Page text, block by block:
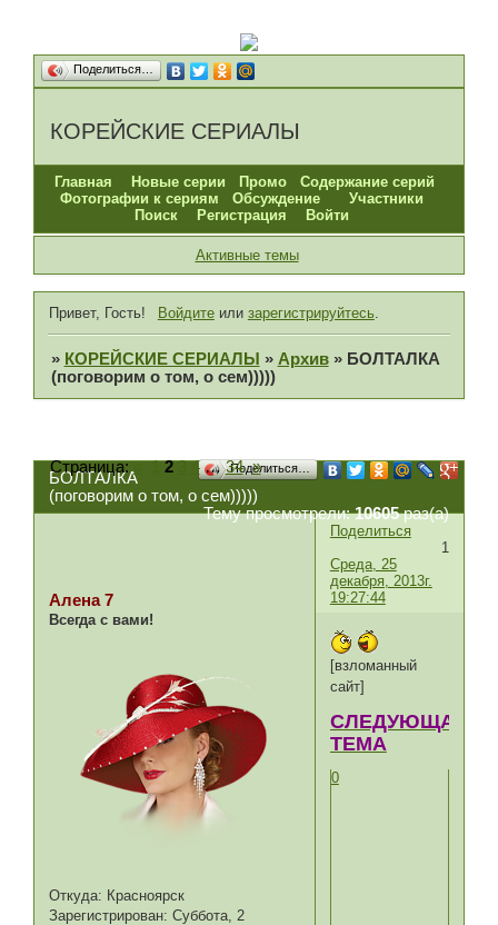
Поделиться…
КОРЕЙСКИЕ СЕРИАЛЫ
Главная Новые серии Промо
Содержание серий
Фотографии к сериям
Обсуждение
Участники
Поиск
Регистрация Войти
Активные темы
Привет, Гость! Войдитеили зарегистрируйтесь.
» КОРЕЙСКИЕ СЕРИАЛЫ » Архив » БОЛТАЛКА
(поговорим о том, о сем)))))
Поделиться…
БОЛТАЛКА
(поговорим о том, о сем)))))
Тему просмотрели:10605раз(а)
Страница:« 1 2 3 4 … 34 »
Поделиться
1
Среда, 25
декабря, 2013г.
19:27:44
Алена 7
Всегда с вами!
Откуда: Красноярск
Зарегистрирован: Суббота, 2
[взломанный
сайт]
СЛЕДУЮЩАЯ
ТЕМА
0